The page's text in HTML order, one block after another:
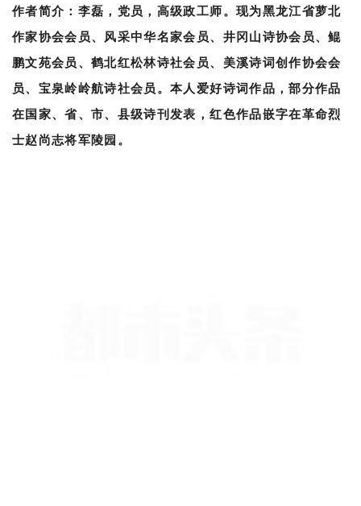
作者简介：李磊，党员，高级政工师。现为黑龙江省萝北
作家协会会员、风采中华名家会员、井冈山诗协会员、鲲
鹏文苑会员、鹤北红松林诗社会员、美溪诗词创作协会会
员、宝泉岭岭航诗社会员。本人爱好诗词作品，部分作品
在国家、省、市、县级诗刊发表，红色作品嵌字在革命烈
士赵尚志将军陵园。